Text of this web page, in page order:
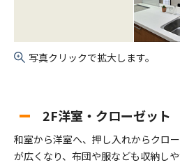
写真クリックで拡大します。
2F洋室・クローゼット
和室から洋室へ、押し入れからクロ
が広くなり、布団や服なども収納し